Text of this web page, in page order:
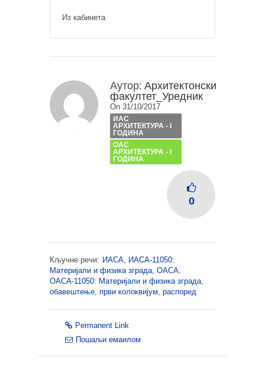
Из кабинета
Аутор: Архитектонски
факултет_Уредник
On 31/10/2017
ИАС
АРХИТЕКТУРА - I
ГОДИНА
ОАС
АРХИТЕКТУРА - I
ГОДИНА
0
Кључне речи: ИАСА, ИАСА-11050:
Материјали и физика зграда, ОАСА,
ОАСА-11050: Материјали и физика зграда,
обавештење, први колоквијум, распоред
Permanent Link
Пошаљи емаилом